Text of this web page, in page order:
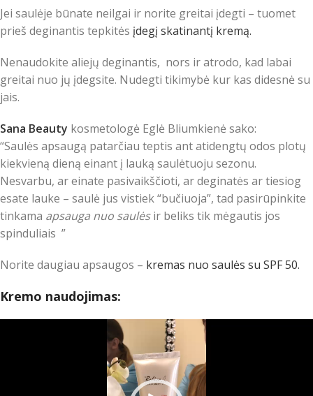
Jei saulėje būnate neilgai ir norite greitai įdegti – tuomet
prieš deginantis tepkitės įdegį skatinantį kremą.
Nenaudokite aliejų deginantis, nors ir atrodo, kad labai
greitai nuo jų įdegsite. Nudegti tikimybė kur kas didesnė su
jais.
Sana Beauty kosmetologė Eglė Bliumkienė sako:
“Saulės apsaugą patarčiau teptis ant atidengtų odos plotų
kiekvieną dieną einant į lauką saulėtuoju sezonu.
Nesvarbu, ar einate pasivaikščioti, ar deginatės ar tiesiog
esate lauke – saulė jus vistiek “bučiuoja”, tad pasirūpinkite
tinkama apsauga nuo saulėsir beliks tik mėgautis jos
spinduliais ”
Norite daugiau apsaugos – kremas nuo saulės su SPF 50.
Kremo naudojimas: